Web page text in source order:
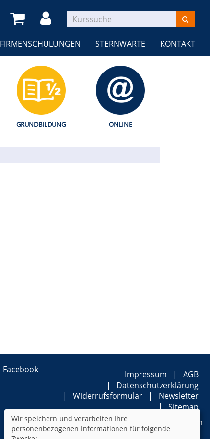
FIRMENSCHULUNGEN STERNWARTE KONTAKT
GRUNDBILDUNG ONLINE
Facebook Impressum
AGB
Datenschutzerklärung
Widerrufsformular
Newsletter
Sitemap
Cookie Einstellungen
Wir speichern und verarbeiten Ihre
personenbezogenen Informationen für folgende